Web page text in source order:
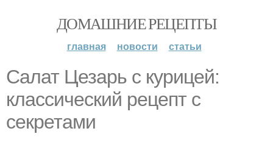
ДОМАШНИЕ РЕЦЕПТЫ
главная новости статьи
Салат Цезарь с курицей:
классический рецепт с
секретами